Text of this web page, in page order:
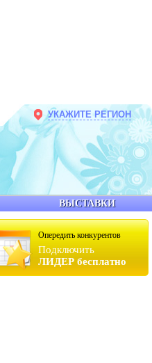
Опередить конкурентов
Подключить
ЛИДЕР бесплатно
ВЫСТАВКИ
УКАЖИТЕ РЕГИОН